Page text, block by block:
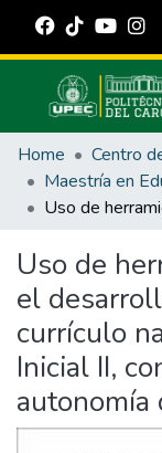
Communities &
All of DSpace
Statistics
Estadísticas
Manuales
Home
Centro
Uso de
el
currículo
Inicial II,